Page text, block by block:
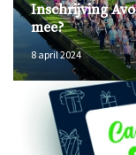
Inschrijving
mee?
8 april 2024